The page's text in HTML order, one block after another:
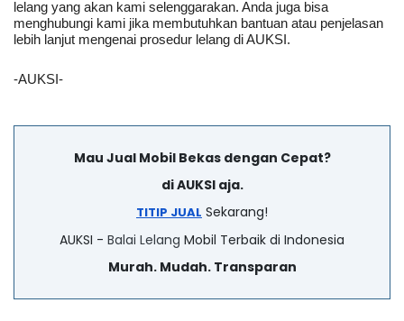
lelang yang akan kami selenggarakan. Anda juga bisa
menghubungi kami jika membutuhkan bantuan atau penjelasan
lebih lanjut mengenai prosedur lelang di AUKSI.
-AUKSI-
Mau Jual Mobil Bekas dengan Cepat?
di AUKSI aja.
TITIP JUAL Sekarang!
AUKSI - Balai Lelang Mobil Terbaik di Indonesia
Murah. Mudah. Transparan